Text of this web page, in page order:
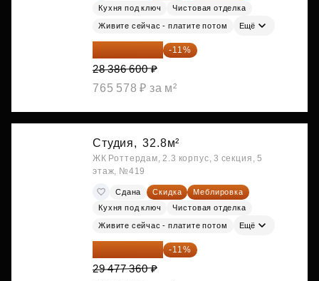
Кухня под ключ
Чистовая отделка
Живите сейчас - платите потом Ещё
25 264 074 ₽ -11%
28 386 600 ₽
765 578 ₽ за м²
Студия, 32.8м²
ЖК Роттердам, 2.3 корпус, 3 секция, 5
этаж, №419
Сдана Скидка
Меблировка
Кухня под ключ
Чистовая отделка
Живите сейчас - платите потом Ещё
26 234 850 ₽ -11%
29 477 360 ₽